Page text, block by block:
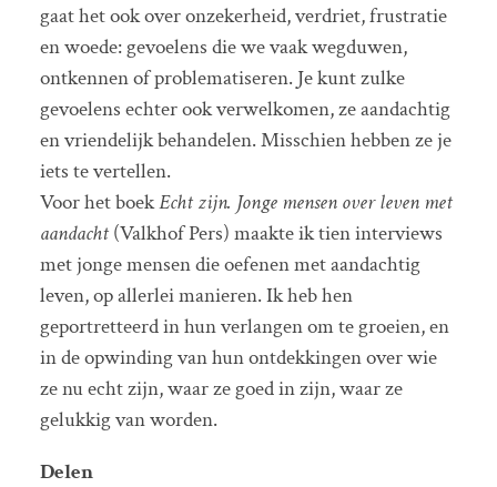
gaat het ook over onzekerheid, verdriet, frustratie
en woede: gevoelens die we vaak wegduwen,
ontkennen of problematiseren. Je kunt zulke
gevoelens echter ook verwelkomen, ze aandachtig
en vriendelijk behandelen. Misschien hebben ze je
iets te vertellen.
Voor het boekEcht zijn. Jonge mensen over leven met
aandacht(Valkhof Pers) maakte ik tien interviews
met jonge mensen die oefenen met aandachtig
leven, op allerlei manieren. Ik heb hen
geportretteerd in hun verlangen om te groeien, en
in de opwinding van hun ontdekkingen over wie
ze nu echt zijn, waar ze goed in zijn, waar ze
gelukkig van worden.
Delen